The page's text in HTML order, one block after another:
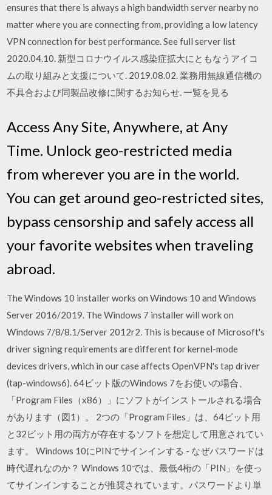
ensures that there is always a high bandwidth server nearby no
matter where you are connecting from, providing a low latency
VPN connection for best performance. See full server list
2020.04.10. 新型コロナウイルス感染症拡大にともなうアイコ
ムの取り組みと支援について. 2019.08.02. 業務用無線通信機の
不具合および同製品改修に関するお知らせ. 一覧を見る
Access Any Site, Anywhere, at Any
Time. Unlock geo-restricted media
from wherever you are in the world.
You can get around geo-restricted sites,
bypass censorship and safely access all
your favorite websites when traveling
abroad.
The Windows 10 installer works on Windows 10 and Windows
Server 2016/2019. The Windows 7 installer will work on
Windows 7/8/8.1/Server 2012r2. This is because of Microsoft's
driver signing requirements are different for kernel-mode
devices drivers, which in our case affects OpenVPN's tap driver
(tap-windows6). 64ビット版のWindows 7をお使いの場合、
「Program Files（x86）」にソフトがインストールされる場合
があります（図1）。 2つの「Program Files」は、64ビット用
と32ビット用の両方が存在するソフトを想定して用意されてい
ます。 Windows 10にPINでサインインする - なぜパスワードは
時代遅れなのか？ Windows 10では、最低4桁の「PIN」を使っ
てサインインすることが推奨されています。パスワードより単